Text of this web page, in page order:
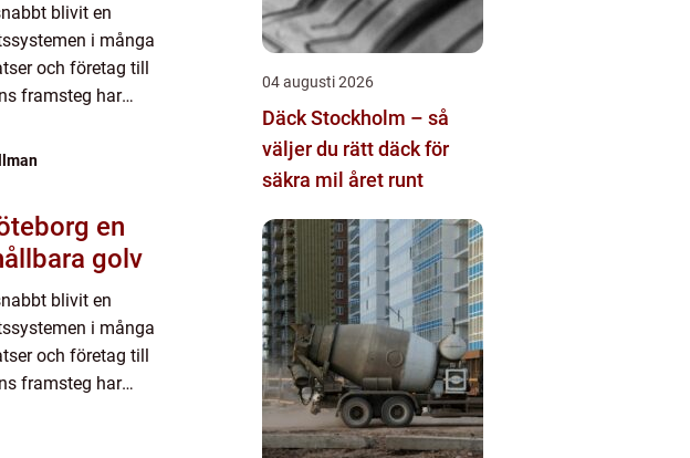
blivit en
i många
och företag till
framsteg har
en
golv
blivit en
i många
och företag till
framsteg har
04 augusti 2026
Däck Stockholm – så
väljer du rätt däck för
säkra mil året runt